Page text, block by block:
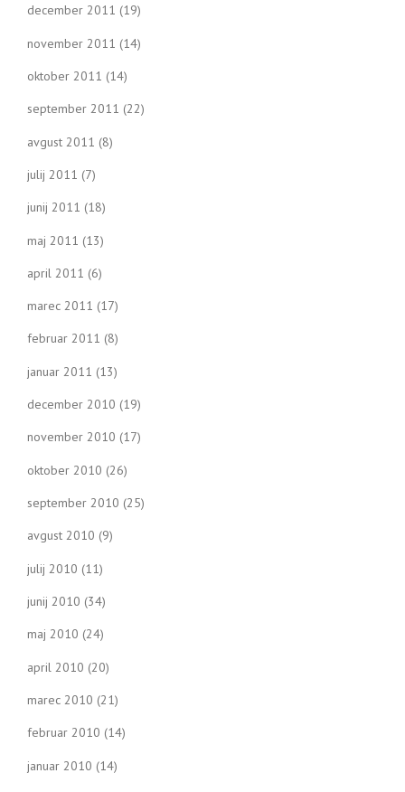
december 2011 (19)
november 2011 (14)
oktober 2011 (14)
september 2011 (22)
avgust 2011 (8)
julij 2011 (7)
junij 2011 (18)
maj 2011 (13)
april 2011 (6)
marec 2011 (17)
februar 2011 (8)
januar 2011 (13)
december 2010 (19)
november 2010 (17)
oktober 2010 (26)
september 2010 (25)
avgust 2010 (9)
julij 2010 (11)
junij 2010 (34)
maj 2010 (24)
april 2010 (20)
marec 2010 (21)
februar 2010 (14)
januar 2010 (14)